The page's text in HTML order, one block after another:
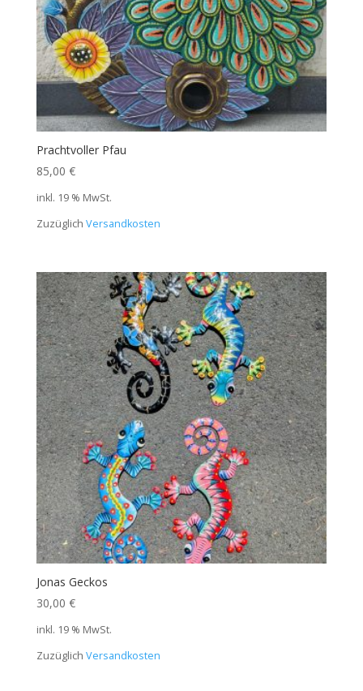
Prachtvoller Pfau
85,00 €
inkl. 19 % MwSt.
Zuzüglich Versandkosten
Jonas Geckos
30,00 €
inkl. 19 % MwSt.
Zuzüglich Versandkosten